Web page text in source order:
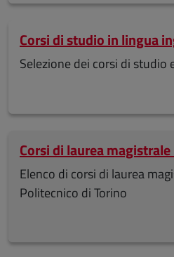
Corsi di studio in lingua
Selezione dei corsi di studio
Corsi di laurea
Elenco di corsi di laurea
Politecnico di Torino